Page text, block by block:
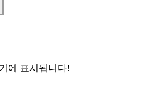
에 표시됩니다!